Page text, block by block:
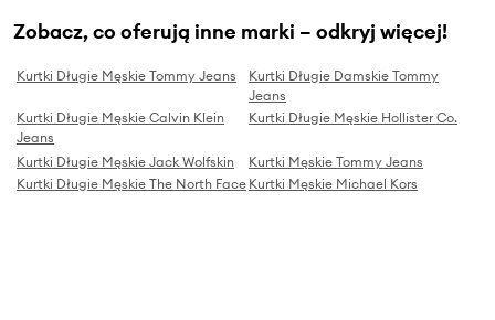
Zobacz, co oferują inne marki – odkryj więcej!
Kurtki Długie Męskie Tommy Jeans
Kurtki Długie Damskie Tommy
Jeans
Kurtki Długie Męskie Calvin Klein
Jeans
Kurtki Długie Męskie Hollister Co.
Kurtki Długie Męskie Jack Wolfskin
Kurtki Męskie Tommy Jeans
Kurtki Długie Męskie The North Face Kurtki Męskie Michael Kors